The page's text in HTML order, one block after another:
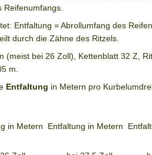
Entfaltung = Abrollumfang des
durch die Zähne des Ritzels.
(meist bei 26 Zoll), Kettenblatt 32 Z,
m.
Entfaltung in Metern pro
in Metern Entfaltung in Metern